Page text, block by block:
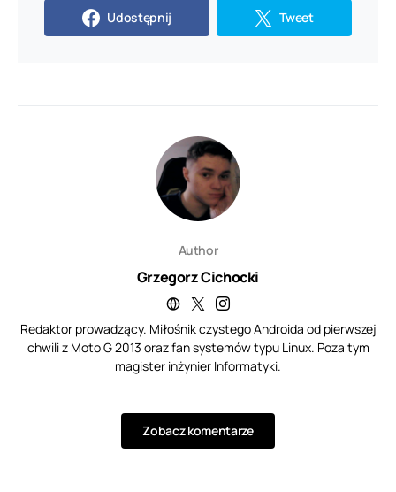
Udostępnij Tweet
Author
Grzegorz Cichocki
Redaktor prowadzący. Miłośnik czystego Androida od pierwszej
chwili z Moto G 2013 oraz fan systemów typu Linux. Poza tym
magister inżynier Informatyki.
Zobacz komentarze